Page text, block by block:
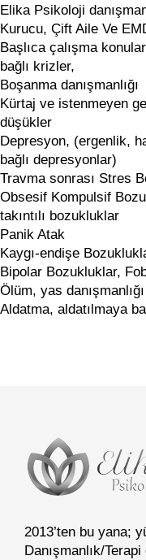
Elika Psikoloji
Kurucu, Çift Aile Ve
Başlıca çalışma
bağlı krizler,
Boşanma danışmanlığı
Kürtaj ve istenmeyen
düşükler
Depresyon, (ergenlik,
bağlı depresyonlar)
Travma sonrası Stres
Obsesif Kompulsif
takıntılı bozukluklar
Panik Atak
Kaygı-endişe
Bipolar Bozukluklar,
Ölüm, yas danışmanlığı
Aldatma, aldatılmaya
2013’ten bu yana;
Danışmanlık/